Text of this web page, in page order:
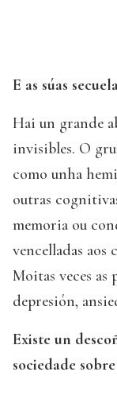
E as súas
Hai un grande
invisibles. O
como unha
outras
memoria ou
vencelladas aos
Moitas veces as
depresión,
Existe un
sociedade